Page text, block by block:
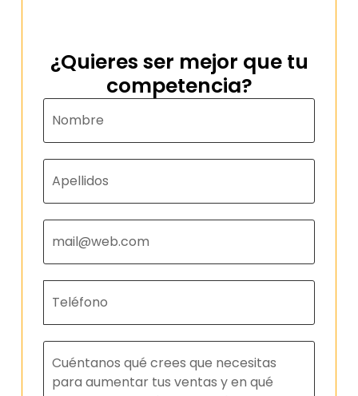
¿Quieres ser mejor que tu
competencia?